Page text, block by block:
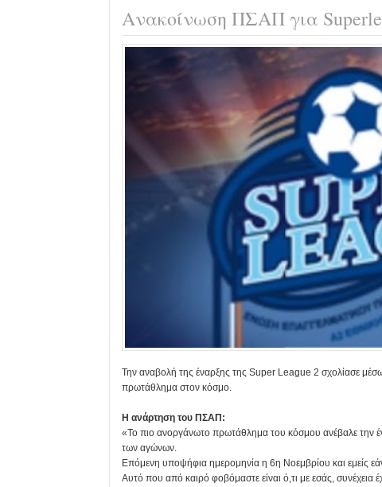
Ανακοίνωση ΠΣΑΠ για
Την αναβολή της έναρξης της Super League 2 σχολίασε
πρωτάθλημα στον κόσμο.
Η ανάρτηση του ΠΣΑΠ:
«Το πιο ανοργάνωτο πρωτάθλημα του κόσμου ανέβαλε την
των αγώνων.
Επόμενη υποψήφια ημερομηνία η 6η Νοεμβρίου και εμείς
Αυτό που από καιρό φοβόμαστε είναι ό,τι με εσάς, συνέχεια